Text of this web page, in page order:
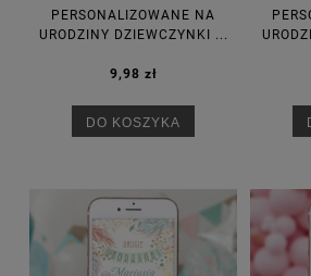
PERSONALIZOWANE NA
URODZINY DZIEWCZYNKI ...
9,98 zł
DO KOSZYKA